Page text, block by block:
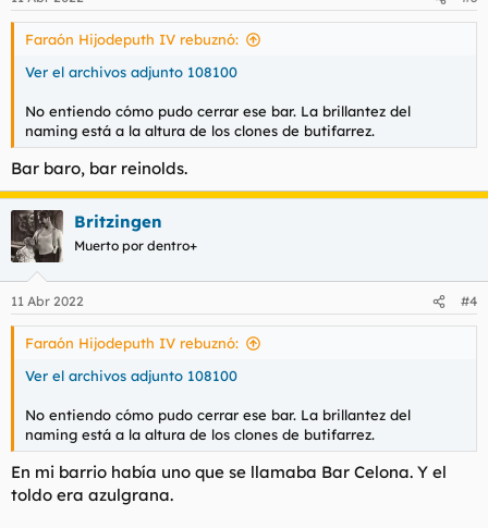
e
s
Faraón Hijodeputh IV rebuznó:
Ver el archivos adjunto 108100
No entiendo cómo pudo cerrar ese bar. La brillantez del
naming está a la altura de los clones de butifarrez.
Bar baro, bar reinolds.
Britzingen
Muerto por dentro+
11 Abr 2022 #4
Faraón Hijodeputh IV rebuznó:
Ver el archivos adjunto 108100
No entiendo cómo pudo cerrar ese bar. La brillantez del
naming está a la altura de los clones de butifarrez.
En mi barrio había uno que se llamaba Bar Celona. Y el
toldo era azulgrana.